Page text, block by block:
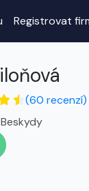
Registrovat
(60 recenzí)